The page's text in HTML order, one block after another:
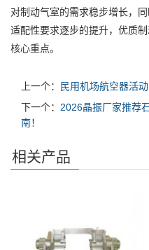
对制动气室的需求稳步增长，
适配性要求逐步的提升，优质
核心重点。
上一个：
民用机场航空器活
下一个： 2026晶振厂家推荐
南！
相关产品